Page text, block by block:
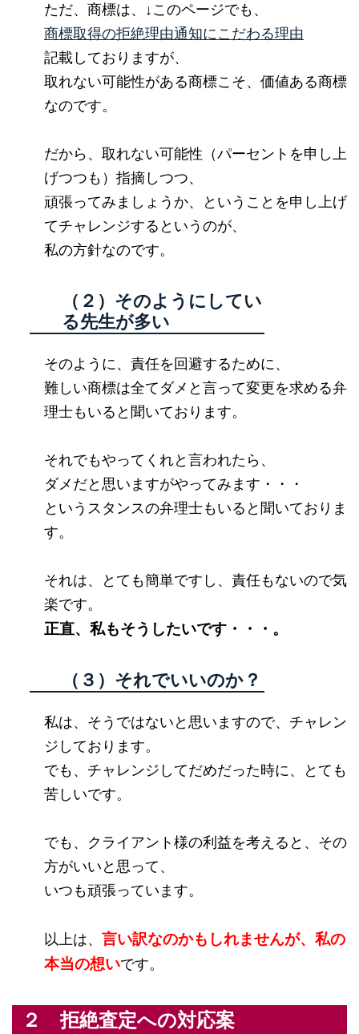
ただ、商標は、↓このページでも、
商標取得の拒絶理由通知にこだわる理由
記載しておりますが、
取れない可能性がある商標こそ、価値ある商標
なのです。
だから、取れない可能性（パーセントを申し上
げつつも）指摘しつつ、
頑張ってみましょうか、ということを申し上げ
てチャレンジするというのが、
私の方針なのです。
（２）そのようにしてい
る先生が多い
そのように、責任を回避するために、
難しい商標は全てダメと言って変更を求める弁
理士もいると聞いております。
それでもやってくれと言われたら、
ダメだと思いますがやってみます・・・
というスタンスの弁理士もいると聞いておりま
す。
それは、とても簡単ですし、責任もないので気
楽です。
正直、私もそうしたいです・・・。
（３）それでいいのか？
私は、そうではないと思いますので、チャレン
ジしております。
でも、チャレンジしてだめだった時に、とても
苦しいです。
でも、クライアント様の利益を考えると、その
方がいいと思って、
いつも頑張っています。
以上は、 言い訳なのかもしれませんが、私の
本当の想いです。
２ 拒絶査定への対応案